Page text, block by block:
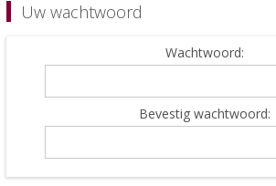
Uw wachtwoord
Wachtwoord:
Bevestig wachtwoord: